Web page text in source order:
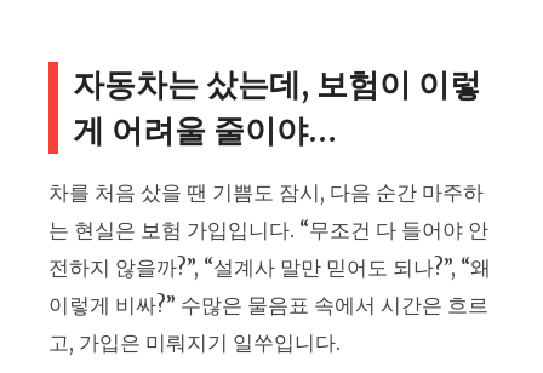
자동차는 샀는데, 보험이 이렇
게 어려울 줄이야…
차를 처음 샀을 땐 기쁨도 잠시, 다음 순간 마주하
는 현실은 보험 가입입니다. “무조건 다 들어야 안
전하지 않을까?”, “설계사 말만 믿어도 되나?”, “왜
이렇게 비싸?” 수많은 물음표 속에서 시간은 흐르
고, 가입은 미뤄지기 일쑤입니다.